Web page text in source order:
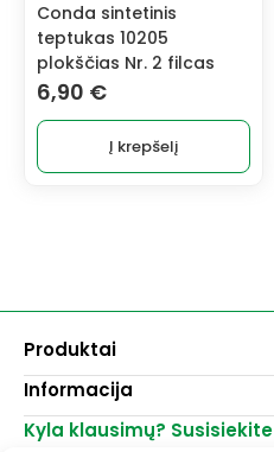
Conda sintetinis
teptukas 10205
plokščias Nr. 2 filcas
6,90 €
Į krepšelį
Produktai
Dažai
Dekoravimui
Lakai, skiedikliai
Informacija
Pirkimo taisyklės
Kyla klausimų? Susisiekite